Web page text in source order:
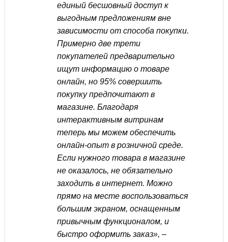
единый бесшовный доступ к
выгодным предложениям вне
зависимости от способа покупки.
Примерно две трети
покупателей предварительно
ищут информацию о товаре
онлайн, но 95% совершить
покупку предпочитают в
магазине. Благодаря
интерактивным витринам
теперь мы можем обеспечить
онлайн-опыт в розничной среде.
Если нужного товара в магазине
не оказалось, не обязательно
заходить в интернет. Можно
прямо на месте воспользоваться
большим экраном, оснащенным
привычным функционалом, и
быстро оформить заказ», ‒